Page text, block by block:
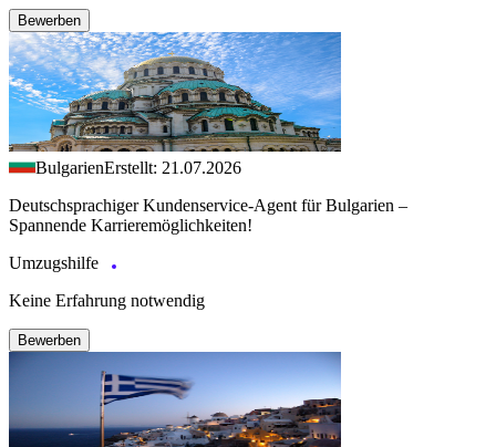
Bewerben
BulgarienErstellt: 21.07.2026
Deutschsprachiger Kundenservice-Agent für Bulgarien –
Spannende Karrieremöglichkeiten!
Umzugshilfe
Keine Erfahrung notwendig
Bewerben